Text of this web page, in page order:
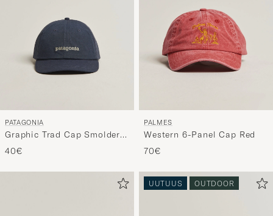
PATAGONIA
Graphic Trad Cap Smolder
Blue
40€
PALMES
Western 6-Panel Cap Red
70€
UUTUUS OUTDOOR